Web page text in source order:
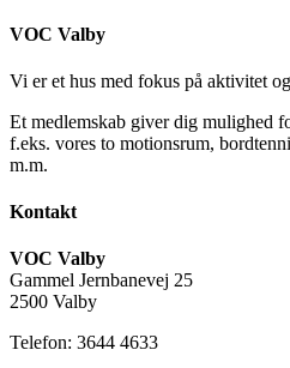
VOC Valby
Vi er et hus med fokus på aktivitet
Et medlemskab giver dig mulighed
f.eks. vores to motionsrum,
m.m.
Kontakt
VOC Valby
Gammel Jernbanevej 25
2500 Valby
Telefon: 3644 4633